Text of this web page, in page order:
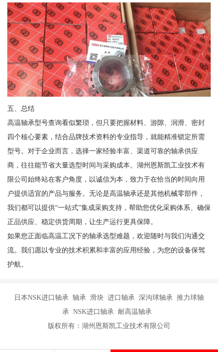
五、总结
高温轴承型号查询看似繁琐，但只要把握材料、游隙、润滑、密封
四个核心要素，结合品牌技术资料的专业指导，就能精准锁定所需
型号。对于企业而言，选择一家经验丰富、渠道可靠的轴承供应
商，往往能节省大量选型时间与采购成本。湖州恩斯凯工业技术有
限公司始终站在客户角度，以诚信为本，致力于在恰当的时间向用
户提供适宜的产品与服务。无论是高温轴承还是其他机械零部件，
我们都可以提供“一站式”集成采购支持，帮助您优化采购体系、确保
正品供应、稳定供货周期，让生产运行更具保障。
如果您正面临高温工况下的轴承选型难题，欢迎随时与我们沟通交
流。我们愿以专业的技术积累和丰富的应用经验，为您的设备保驾
护航。
日本NSK进口轴承 轴承 滑块 进口轴承 深沟球轴承 推力球轴
承 NSK进口轴承 耐高温轴承
版权所有：湖州恩斯凯工业技术有限公司